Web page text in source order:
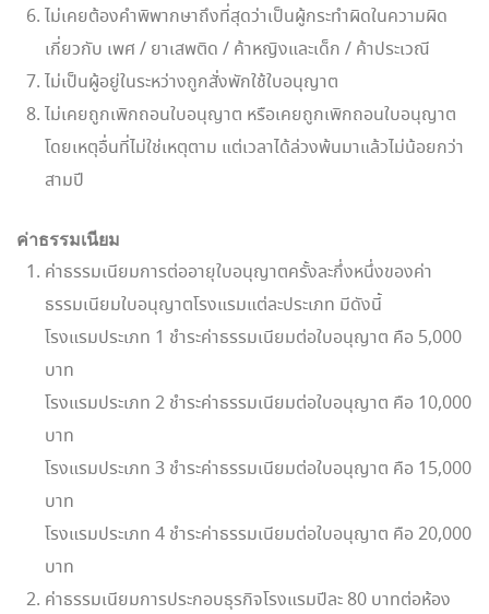
ไม่เคยต้องคำพิพากษาถึงที่สุดว่าเป็นผู้กระทำผิดในความผิด
เกี่ยวกับ เพศ / ยาเสพติด / ค้าหญิงและเด็ก / ค้าประเวณี
ไม่เป็นผู้อยู่ในระหว่างถูกสั่งพักใช้ใบอนุญาต
ไม่เคยถูกเพิกถอนใบอนุญาต หรือเคยถูกเพิกถอนใบอนุญาต
โดยเหตุอื่นที่ไม่ใช่เหตุตาม แต่เวลาได้ล่วงพ้นมาแล้วไม่น้อยกว่า
สามปี
ค่าธรรมเนียม
ค่าธรรมเนียมการต่ออายุใบอนุญาตครั้งละกึ่งหนึ่งของค่า
ธรรมเนียมใบอนุญาตโรงแรมแต่ละประเภท มีดังนี้
โรงแรมประเภท 1 ชำระค่าธรรมเนียมต่อใบอนุญาต คือ 5,000
บาท
โรงแรมประเภท 2 ชำระค่าธรรมเนียมต่อใบอนุญาต คือ 10,000
บาท
โรงแรมประเภท 3 ชำระค่าธรรมเนียมต่อใบอนุญาต คือ 15,000
บาท
โรงแรมประเภท 4 ชำระค่าธรรมเนียมต่อใบอนุญาต คือ 20,000
บาท
ค่าธรรมเนียมการประกอบธุรกิจโรงแรมปีละ 80 บาทต่อห้อง